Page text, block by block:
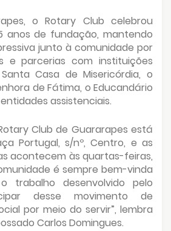
o Rotary Club celebrou
anos de fundação, mantendo
junto à comunidade por
e parcerias com instituições
Casa de Misericórdia, o
de Fátima, o Educandário
assistenciais.
Club de Guararapes está
Portugal, s/nº, Centro, e as
acontecem às quartas-feiras,
é sempre bem-vinda
trabalho desenvolvido pelo
desse movimento de
por meio do servir”, lembra
Carlos Domingues.